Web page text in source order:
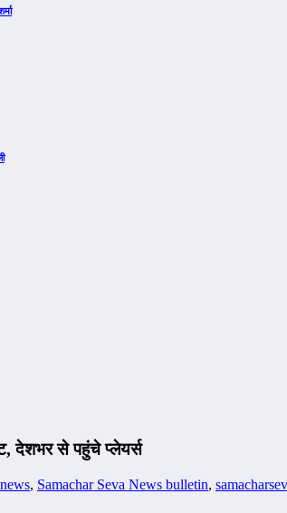
देशभर से पहुंचे प्लेयर्स
, Samachar Seva News bulletin,